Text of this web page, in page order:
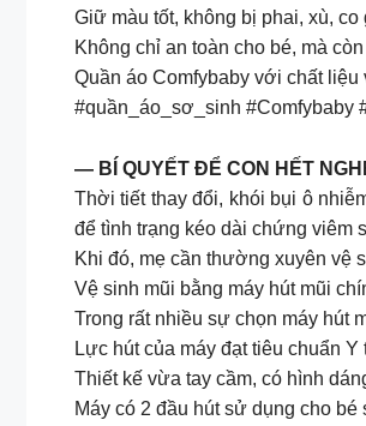
Giữ màu tốt, không bị phai, xù,
Không chỉ an toàn cho bé, mà
Quần áo Comfybaby với chất
#quần_áo_sơ_sinh #Comfybaby
— BÍ QUYẾT ĐỂ CON HẾT
Thời tiết thay đổi, khói bụi ô
để tình trạng kéo dài chứng viêm
Khi đó, mẹ cần thường xuyên vệ
Vệ sinh mũi bằng máy hút mũi
Trong rất nhiều sự chọn máy hút
Lực hút của máy đạt tiêu chuẩn
Thiết kế vừa tay cầm, có hình
Máy có 2 đầu hút sử dụng cho